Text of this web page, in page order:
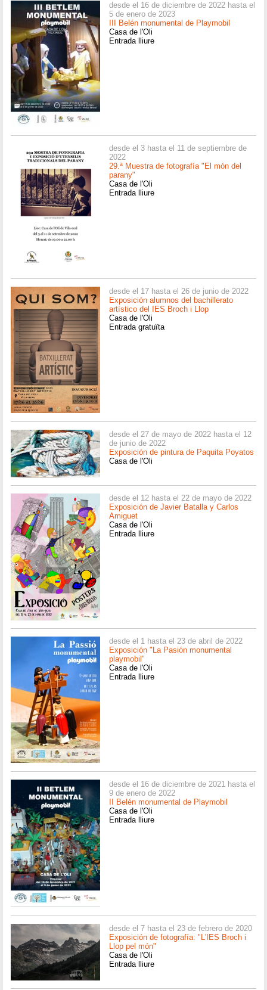
desde el 16 de diciembre de 2022 hasta el
5 de enero de 2023
III Belén monumental de Playmobil
Casa de l'Oli
Entrada lliure
desde el 3 hasta el 11 de septiembre de
2022
29.ª Muestra de fotografía "El món del
parany"
Casa de l'Oli
Entrada lliure
desde el 17 hasta el 26 de junio de 2022
Exposición alumnos del bachillerato
artístico del IES Broch i Llop
Casa de l'Oli
Entrada gratuïta
desde el 27 de mayo de 2022 hasta el 12
de junio de 2022
Exposición de pintura de Paquita Poyatos
Casa de l'Oli
desde el 12 hasta el 22 de mayo de 2022
Exposición de Javier Batalla y Carlos
Amiguet
Casa de l'Oli
Entrada lliure
desde el 1 hasta el 23 de abril de 2022
Exposición "La Pasión monumental
playmobil"
Casa de l'Oli
Entrada lliure
desde el 16 de diciembre de 2021 hasta el
9 de enero de 2022
II Belén monumental de Playmobil
Casa de l'Oli
Entrada lliure
desde el 7 hasta el 23 de febrero de 2020
Exposición de fotografía: "L'IES Broch i
Llop pel món"
Casa de l'Oli
Entrada lliure